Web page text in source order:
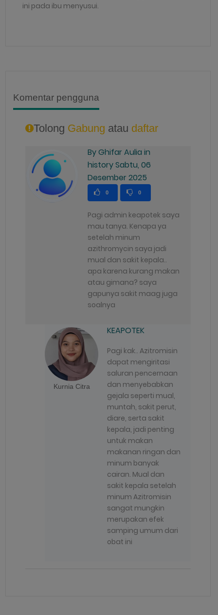
ini pada ibu menyusui.
Komentar pengguna
Tolong Gabung atau daftar
By Ghifar Aulia in
history Sabtu, 06
Desember 2025
0 0
Pagi admin keapotek saya
mau tanya. Kenapa ya
setelah minum
azithromycin saya jadi
mual dan sakit kepala..
apa karena kurang makan
atau gimana? saya
gapunya sakit maag juga
soalnya
Kurnia Citra
KEAPOTEK
Pagi kak.. Azitromisin
dapat mengiritasi
saluran pencernaan
dan menyebabkan
gejala seperti mual,
muntah, sakit perut,
diare, serta sakit
kepala, jadi penting
untuk makan
makanan ringan dan
minum banyak
cairan. Mual dan
sakit kepala setelah
minum Azitromisin
sangat mungkin
merupakan efek
samping umum dari
obat ini